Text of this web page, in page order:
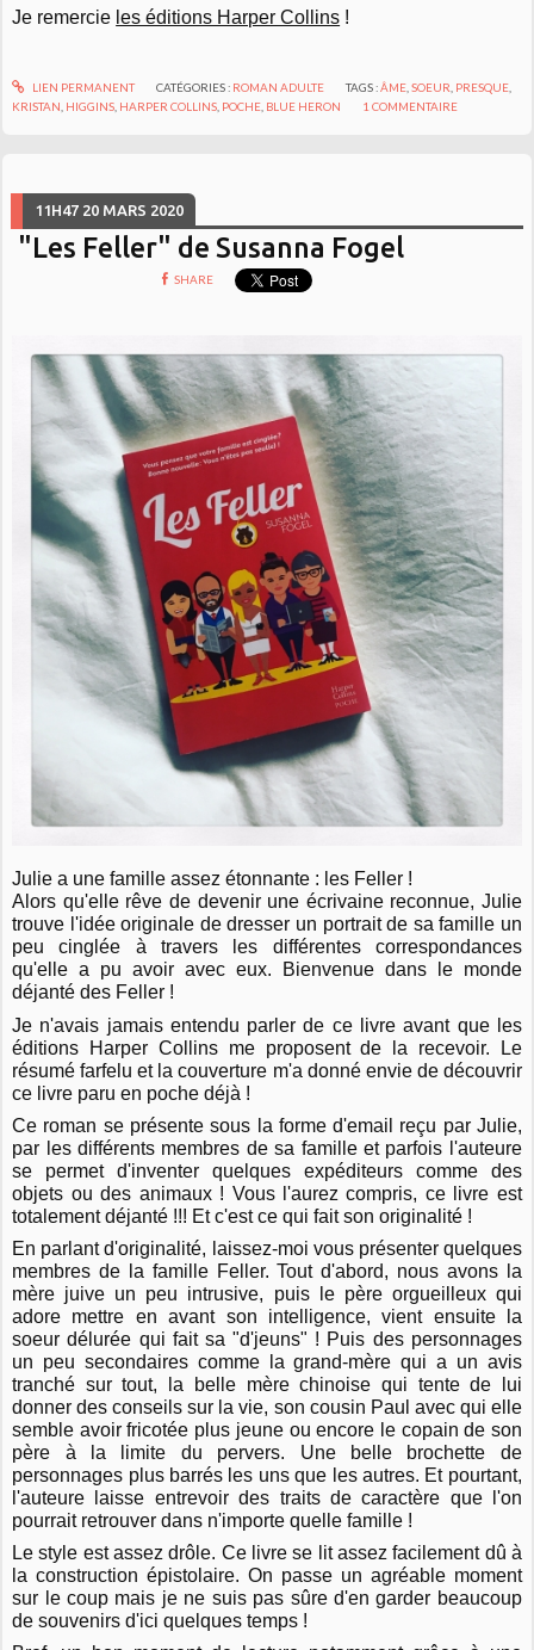
Je remercie les éditions Harper Collins !
LIEN PERMANENT CATÉGORIES : ROMAN ADULTE TAGS :ÂME ,SOEUR PRESQUE
KRISTAN HIGGINS HARPER COLLINS POCHE BLUE HERON 1 COMMENTAIRE
11H47 20 MARS 2020
"Les Feller" de Susanna Fogel
SHARE
Julie a une famille assez étonnante : les Feller !
Alors qu'elle rêve de devenir une écrivaine reconnue, Julie
trouve l'idée originale de dresser un portrait de sa famille un
peu cinglée à travers les différentes correspondances
qu'elle a pu avoir avec eux. Bienvenue dans le monde
déjanté des Feller !
Je n'avais jamais entendu parler de ce livre avant que les
éditions Harper Collins me proposent de la recevoir. Le
résumé farfelu et la couverture m'a donné envie de découvrir
ce livre paru en poche déjà !
Ce roman se présente sous la forme d'email reçu par Julie,
par les différents membres de sa famille et parfois l'auteure
se permet d'inventer quelques expéditeurs comme des
objets ou des animaux ! Vous l'aurez compris, ce livre est
totalement déjanté !!! Et c'est ce qui fait son originalité !
En parlant d'originalité, laissez-moi vous présenter quelques
membres de la famille Feller. Tout d'abord, nous avons la
mère juive un peu intrusive, puis le père orgueilleux qui
adore mettre en avant son intelligence, vient ensuite la
soeur délurée qui fait sa "d'jeuns" ! Puis des personnages
un peu secondaires comme la grand-mère qui a un avis
tranché sur tout, la belle mère chinoise qui tente de lui
donner des conseils sur la vie, son cousin Paul avec qui elle
semble avoir fricotée plus jeune ou encore le copain de son
père à la limite du pervers. Une belle brochette de
personnages plus barrés les uns que les autres. Et pourtant,
l'auteure laisse entrevoir des traits de caractère que l'on
pourrait retrouver dans n'importe quelle famille !
Le style est assez drôle. Ce livre se lit assez facilement dû à
la construction épistolaire. On passe un agréable moment
sur le coup mais je ne suis pas sûre d'en garder beaucoup
de souvenirs d'ici quelques temps !